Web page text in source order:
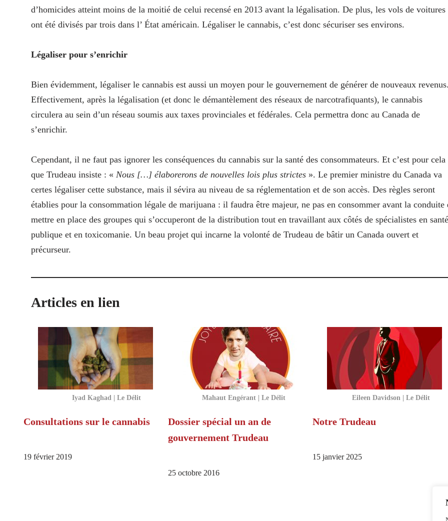
d’homicides atteint moins de la moitié de celui recensé en 2013 avant la légalisation. De plus, les vols de voitures
ont été divisés par trois dans l’ État américain. Légaliser le cannabis, c’est donc sécuriser ses environs.
Légaliser pour s’enrichir
Bien évidemment, légaliser le cannabis est aussi un moyen pour le gouvernement de générer de nouveaux revenus.
Effectivement, après la légalisation (et donc le démantèlement des réseaux de narcotrafiquants), le cannabis
circulera au sein d’un réseau soumis aux taxes provinciales et fédérales. Cela permettra donc au Canada de
s’enrichir.
Cependant, il ne faut pas ignorer les conséquences du cannabis sur la santé des consommateurs. Et c’est pour cela
que Trudeau insiste : « Nous […] élaborerons de nouvelles lois plus strictes ». Le premier ministre du Canada va
certes légaliser cette substance, mais il sévira au niveau de sa réglementation et de son accès. Des règles seront
établies pour la consommation légale de marijuana : il faudra être majeur, ne pas en consommer avant la conduite
mettre en place des groupes qui s’occuperont de la distribution tout en travaillant aux côtés de spécialistes en santé
publique et en toxicomanie. Un beau projet qui incarne la volonté de Trudeau de bâtir un Canada ouvert et
précurseur.
Articles en lien
Iyad Kaghad | Le Délit
Consultations sur le cannabis
19 février 2019
Mahaut Engérant | Le Délit
Dossier spécial un an de
gouvernement Trudeau
25 octobre 2016
Eileen Davidson | Le Délit
Notre Trudeau
15 janvier 2025